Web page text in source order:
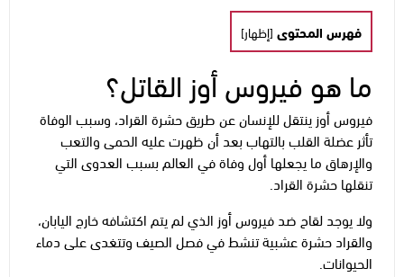
فهرس المحتوى [إظهار]
ما هو فيروس أوز القاتل؟
فيروس أوز ينتقل للإنسان عن طريق حشرة القراد، وسبب الوفاة
تأثر عضلة القلب بالتهاب بعد أن ظهرت عليه الحمى والتعب
والإرهاق ما يجعلها أول وفاة في العالم بسبب العدوى التي
تنقلها حشرة القراد.
ولا يوجد لقاح ضد فيروس أوز الذي لم يتم اكتشافه خارج اليابان،
والقراد حشرة عشبية تنشط في فصل الصيف وتتغدى على دماء
الحيوانات.